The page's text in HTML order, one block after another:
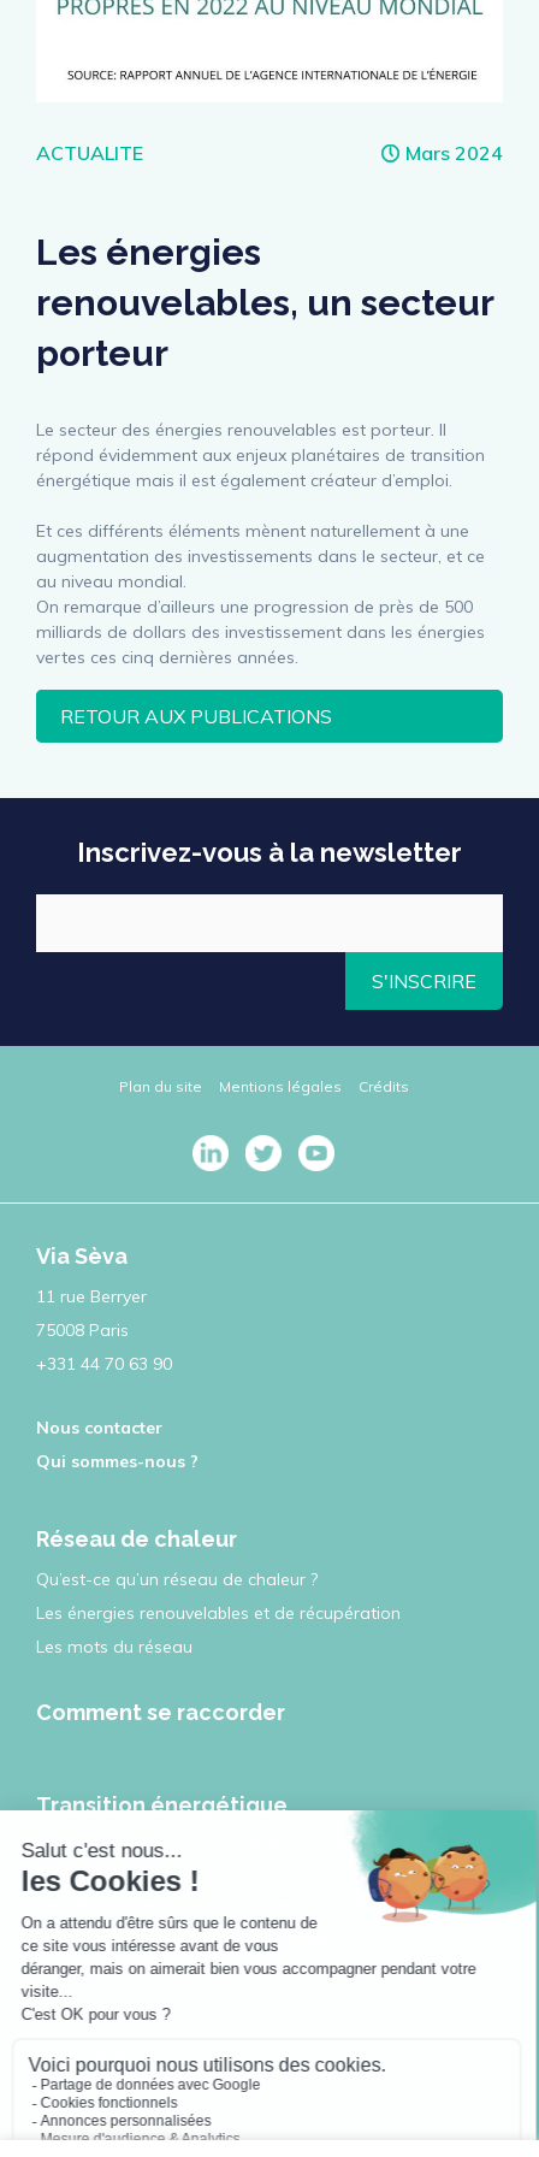
Catégories
ACTUALITE Mars 2024
Les énergies
renouvelables, un secteur
porteur
Le secteur des énergies renouvelables est porteur. Il
répond évidemment aux enjeux planétaires de transition
énergétique mais il est également créateur d’emploi.
Et ces différents éléments mènent naturellement à une
augmentation des investissements dans le secteur, et ce
au niveau mondial.
On remarque d’ailleurs une progression de près de 500
milliards de dollars des investissement dans les énergies
vertes ces cinq dernières années.
RETOUR AUX PUBLICATIONS
Inscrivez-vous à la newsletter
S'INSCRIRE
Plan du site Mentions légales Crédits
Via Sèva
11 rue Berryer
75008 Paris
+331 44 70 63 90
Nous contacter
Qui sommes-nous ?
Réseau de chaleur
Qu’est-ce qu’un réseau de chaleur ?
Les énergies renouvelables et de récupération
Les mots du réseau
Comment se raccorder
Transition énergétique
Les réseaux de chaleur et de froid, leviers de la transition
énergétique
Les réseaux de chaleur à l’heure de la ville intelligente
Travailler pour les réseaux de chaleur
Actualités
Les podcasts
Jouer avec Géodino
Sofia, Hugo et les réseaux